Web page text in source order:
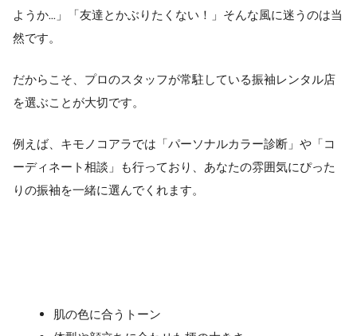
ようか…」「友達とかぶりたくない！」そんな風に迷うのは当
然です。
だからこそ、プロのスタッフが常駐している振袖レンタル店
を選ぶことが大切です。
例えば、キモノコアラでは「パーソナルカラー診断」や「コ
ーディネート相談」も行っており、あなたの雰囲気にぴった
りの振袖を一緒に選んでくれます。
肌の色に合うトーン